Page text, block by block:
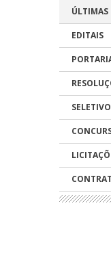
ÚLTIMAS
EDITAIS